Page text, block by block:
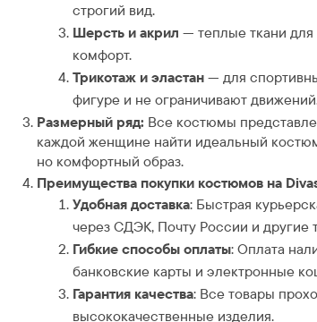
строгий вид.
Шерсть и акрил — теплые ткани
комфорт.
Трикотаж и эластан— для
фигуре и не ограничивают
Размерный ряд: Все костюмы
каждой женщине найти идеальный
но комфортный образ.
Преимущества покупки костюмов на
Удобная доставка: Быстрая
через СДЭК, Почту России и другие
Гибкие способы оплаты: Оплата
банковские карты и электронные
Гарантия качества: Все товары
высококачественные изделия.